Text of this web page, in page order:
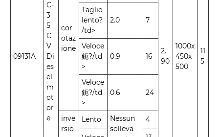
09131A
C-
3
5
C
V
Di
es
el
m
ot
or
e
cor
otaz
ione
2.
90
1000x
450x
500
11
5
Taglio
lento?
/td>
2.0 7
Veloce
鈪?/td
>
0.9 16
Veloce
鈪?/td
>
0.6 24
inve
rsio
Lento
Nessun
solleva
4